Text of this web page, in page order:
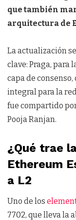
que también
arquitectura de
La actualización
clave: Praga, para
capa de
integral para la
fue compartido
Pooja Ranjan.
¿Qué trae
Ethereum
a L2
Uno de los
7702, que lleva la